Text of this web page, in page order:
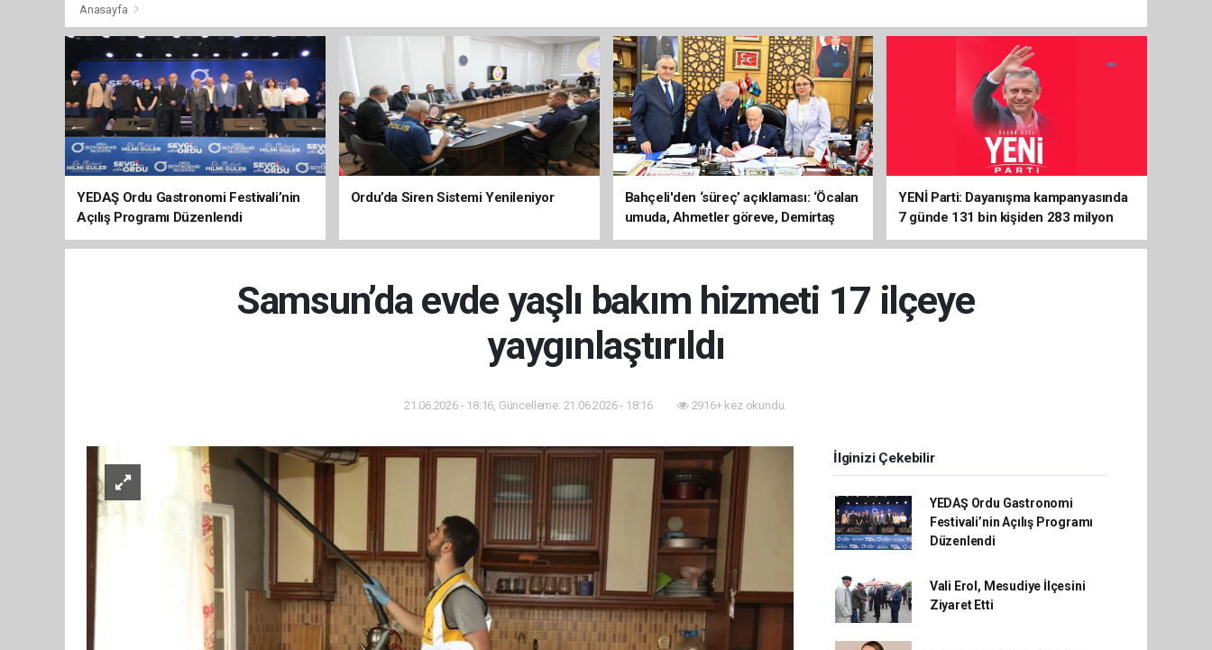
Anasayfa
YEDAŞ Ordu Gastronomi Festivali’nin
Açılış Programı Düzenlendi
Ordu’da Siren Sistemi Yenileniyor
Bahçeli'den ‘süreç’ açıklaması: ‘Öcalan
umuda, Ahmetler göreve, Demirtaş
evine dönmeli’
YENİ Parti: Dayanışma kampanyasında
7 günde 131 bin kişiden 283 milyon
liralık destek
Samsun’da evde yaşlı bakım hizmeti 17 ilçeye
yaygınlaştırıldı
21.06.2026 - 18:16, Güncelleme: 21.06.2026 - 18:16 2916+ kez okundu.
İlginizi Çekebilir
YEDAŞ Ordu Gastronomi
Festivali’nin Açılış Programı
Düzenlendi
Vali Erol, Mesudiye İlçesini
Ziyaret Etti